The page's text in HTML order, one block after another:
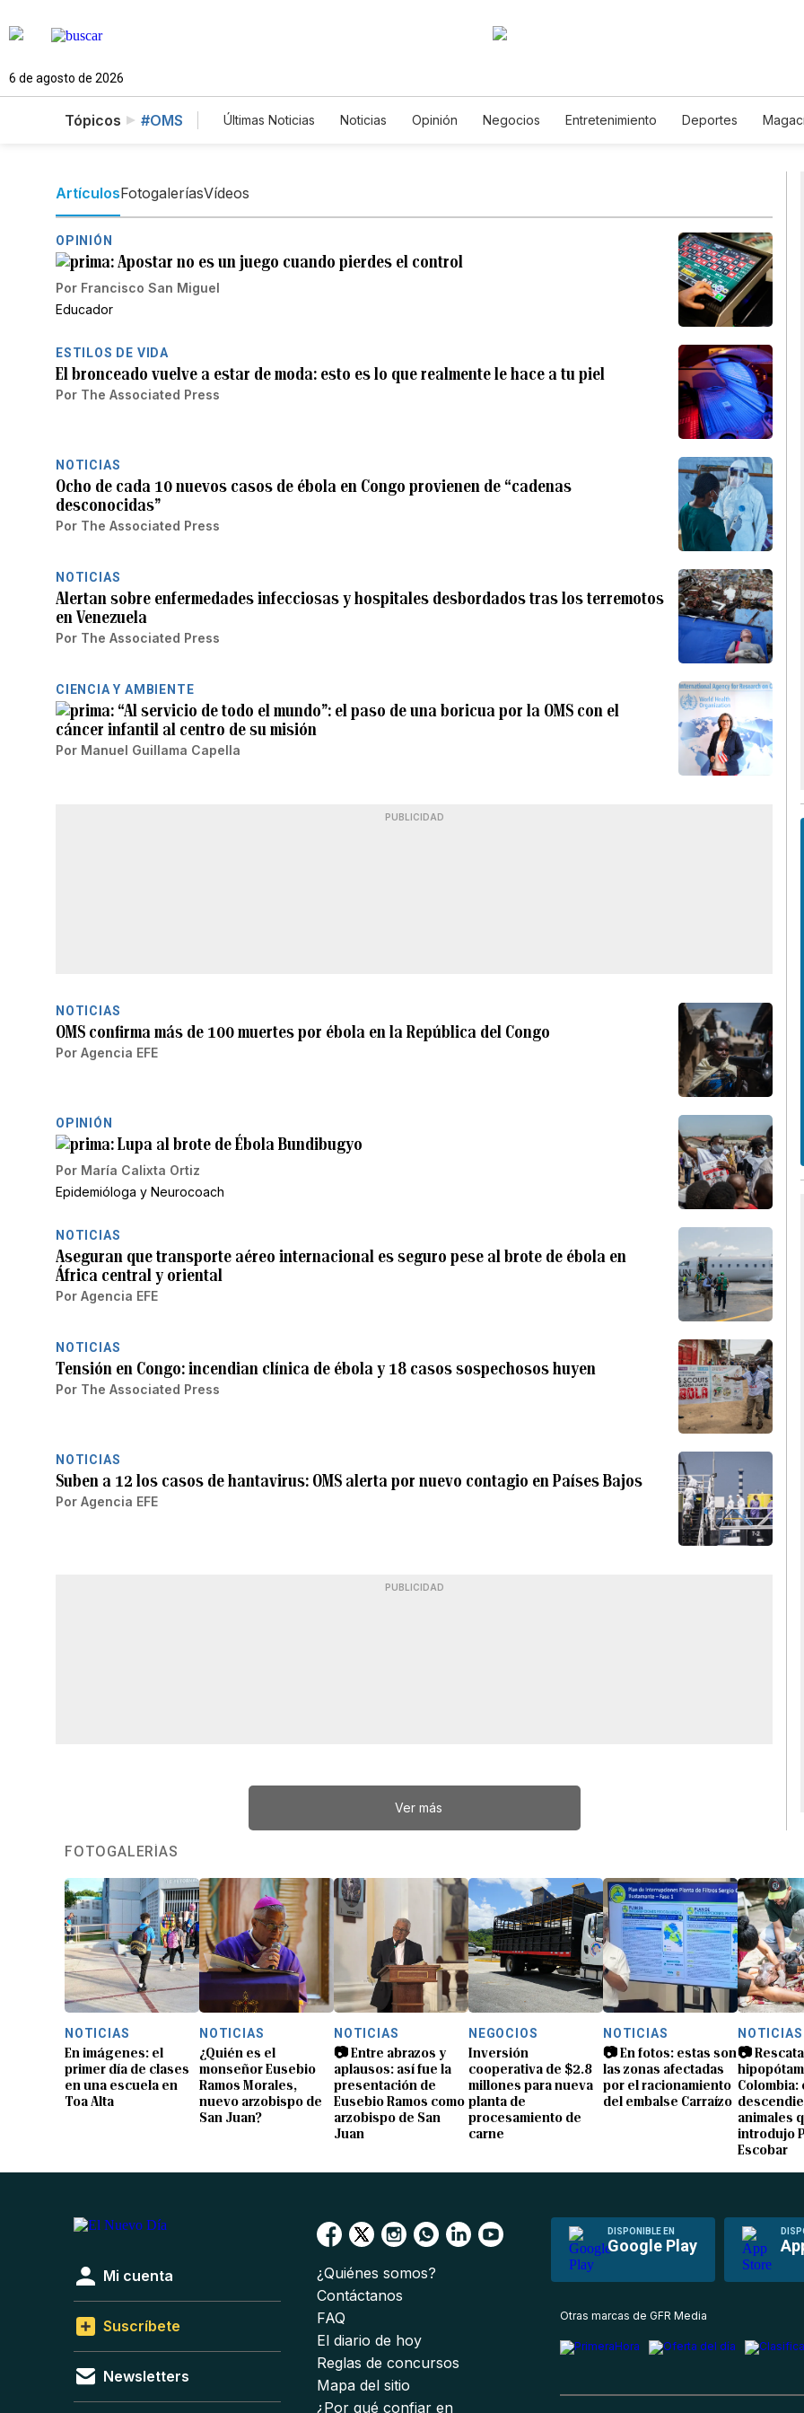
6 de agosto de 2026
Tópicos #OMS Últimas Noticias Noticias Opinión Negocios Entretenimiento Deportes
ArtículosFotogaleríasVídeos
OPINIÓN
Apostar no es un juego cuando pierdes el control
Por Francisco San Miguel
Educador
ESTILOS DE VIDA
El bronceado vuelve a estar de moda: esto es lo que realmente le hace a tu piel
Por The Associated Press
NOTICIAS
Ocho de cada 10 nuevos casos de ébola en Congo provienen de “cadenas
desconocidas”
Por The Associated Press
NOTICIAS
Alertan sobre enfermedades infecciosas y hospitales desbordados tras los terremotos
en Venezuela
Por The Associated Press
CIENCIA Y AMBIENTE
“Al servicio de todo el mundo”: el paso de una boricua por la OMS con el
cáncer infantil al centro de su misión
Por Manuel Guillama Capella
PUBLICIDAD
NOTICIAS
OMS confirma más de 100 muertes por ébola en la República del Congo
Por Agencia EFE
OPINIÓN
Lupa al brote de Ébola Bundibugyo
Por María Calixta Ortiz
Epidemióloga y Neurocoach
NOTICIAS
Aseguran que transporte aéreo internacional es seguro pese al brote de ébola en
África central y oriental
Por Agencia EFE
NOTICIAS
Tensión en Congo: incendian clínica de ébola y 18 casos sospechosos huyen
Por The Associated Press
NOTICIAS
Suben a 12 los casos de hantavirus: OMS alerta por nuevo contagio en Países Bajos
Por Agencia EFE
PUBLICIDAD
Ver más
FOTOGALERÍAS
NOTICIAS
En imágenes: el
primer día de clases
en una escuela en
Toa Alta
NOTICIAS
¿Quién es el
monseñor Eusebio
Ramos Morales,
nuevo arzobispo de
San Juan?
NOTICIAS
📷 Entre abrazos y
aplausos: así fue la
presentación de
Eusebio Ramos como
arzobispo de San
Juan
NEGOCIOS
Inversión
cooperativa de $2.8
millones para nueva
planta de
procesamiento de
carne
NOTICIAS
📷 En fotos: estas son
las zonas afectadas
por el racionamiento
del embalse Carraízo
NOTICIAS
📷
Colombia:
animales
introdujo
Escobar
DISPONIBLE EN
Google Play
Mi cuenta
Suscríbete
Newsletters
¿Quiénes somos?
Contáctanos
FAQ
El diario de hoy
Reglas de concursos
Mapa del sitio
¿Por qué confiar en
Otras marcas de GFR Media